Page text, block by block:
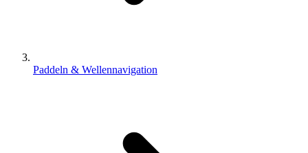
Paddeln & Wellennavigation